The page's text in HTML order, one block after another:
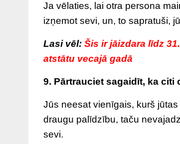
Ja vēlaties, lai otra persona
izņemot sevi, un, to sapratuši,
Lasi vēl: Šis ir jāizdara līdz
atstātu vecajā gadā
9. Pārtrauciet sagaidīt, ka
Jūs neesat vienīgais, kurš
draugu palīdzību, taču
sevi.